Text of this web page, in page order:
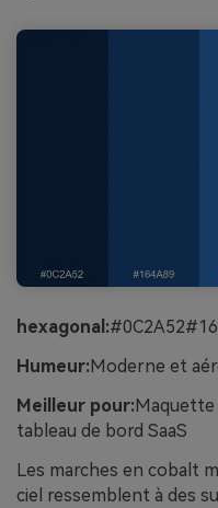
hexagonal:
Humeur:Moderne et
Meilleur pour:Maquette
tableau de bord SaaS
Les marches en cobalt
ciel ressemblent à des